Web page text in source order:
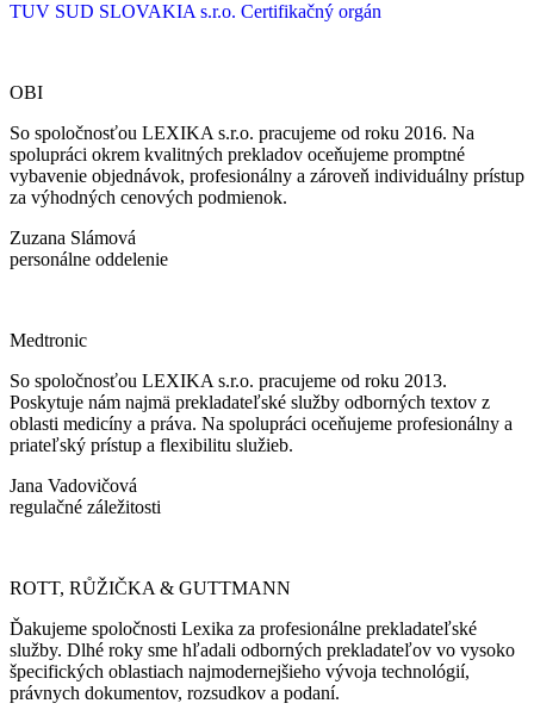
TUV SUD SLOVAKIA s.r.o. Certifikačný orgán
OBI
So spoločnosťou LEXIKA s.r.o. pracujeme od roku 2016. Na
spolupráci okrem kvalitných prekladov oceňujeme promptné
vybavenie objednávok, profesionálny a zároveň individuálny prístup
za výhodných cenových podmienok.
Zuzana Slámová
personálne oddelenie
Medtronic
So spoločnosťou LEXIKA s.r.o. pracujeme od roku 2013.
Poskytuje nám najmä prekladateľské služby odborných textov z
oblasti medicíny a práva. Na spolupráci oceňujeme profesionálny a
priateľský prístup a flexibilitu služieb.
Jana Vadovičová
regulačné záležitosti
ROTT, RŮŽIČKA & GUTTMANN
Ďakujeme spoločnosti Lexika za profesionálne prekladateľské
služby. Dlhé roky sme hľadali odborných prekladateľov vo vysoko
špecifických oblastiach najmodernejšieho vývoja technológií,
právnych dokumentov, rozsudkov a podaní.